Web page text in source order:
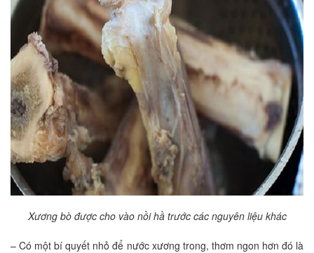
Xương bò được cho vào nồi hầ trước các nguyên liệu khác
– Có một bí quyết nhỏ để nước xương trong, thơm ngon hơn đó là